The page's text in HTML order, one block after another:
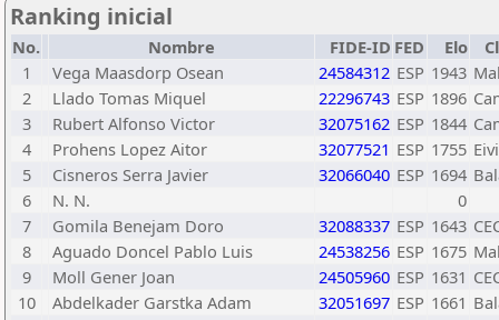
Ranking inicial
No. Nombre FIDE-ID FED Elo
1
Vega Maasdorp Osean 24584312 ESP 1943
2
Llado Tomas Miquel 22296743 ESP 1896
3
Rubert Alfonso Victor 32075162 ESP 1844
4
Prohens Lopez Aitor 32077521 ESP 1755
5
Cisneros Serra Javier 32066040 ESP 1694
6
N. N.
0
7
Gomila Benejam Doro 32088337 ESP 1643
8
Aguado Doncel Pablo Luis 24538256 ESP 1675
9
Moll Gener Joan 24505960 ESP 1631
10
Abdelkader Garstka Adam 32051697 ESP 1661